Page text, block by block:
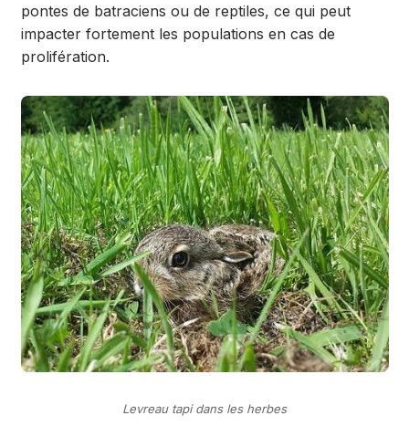
pontes de batraciens ou de reptiles, ce qui peut
impacter fortement les populations en cas de
prolifération.
Levreau tapi dans les herbes